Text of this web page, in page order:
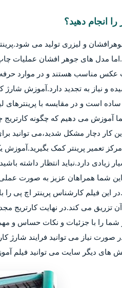
را انجام دهید؟
و لیزری تولید می
مدل های جوهر افشان عملیات
عکس مناسب هستند و در موارد حرفه
و نیاز به تجدید دارد.آموزش
است و در مقایسه با پرینترهای
آموزش می دهیم که چگونه کارتریج
این کار دچار مشکل شدید،می توانید
تعمیر پرینتر کمک
زیادی دارد.نباید انتظار داشته
شما همراهان عزیز به صورت
این فیلم کارشناس پرینتر اچ پی
تزریق می کند.در نهایت کارتریج
را با جزئیات و نکات حساس و
صورت نیاز می توانید فرایند
های دیگر سایت می توانید فیلم